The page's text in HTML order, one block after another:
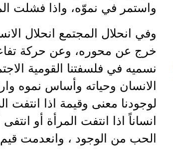
واستمر في نموّه، واذا فشلت
وفي انحلال المجتمع انحلال
خرج عن محوره، وعن حركة
نسميه في فلسفتنا القومية
الانسان وحياته وأساس نموه
لوجودنا معنى وقيمة اذا انتفت
انساناً اذا انتفت المرأة أو
الحب من الوجود ، وانعدمت قيم